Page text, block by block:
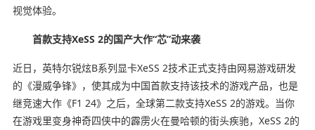
视觉体验。
首款支持XeSS 2的国产大作“芯”动来袭
近日，英特尔锐炫B系列显卡XeSS 2技术正式支持由网易游戏研发
的《漫威争锋》，使其成为中国首款支持该技术的游戏产品，也是
继竞速大作《F1 24》之后，全球第二款支持XeSS 2的游戏。当你
在游戏里变身神奇四侠中的霹雳火在曼哈顿的街头疾驰，XeSS 2的